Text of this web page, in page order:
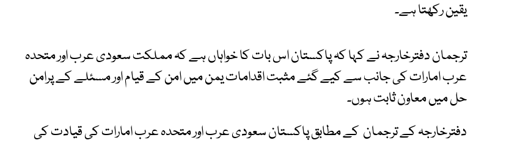
یقین رکھتا ہے۔
ترجمان دفترخارجہ نے کہا کہ پاکستان اس بات کا خواہاں ہے کہ مملکت سعودی عرب اور متحدہ
عرب امارات کی جانب سے کیے گئے مثبت اقدامات یمن میں امن کے قیام اور مسئلے کے پرامن
حل میں معاون ثابت ہوں۔
دفترخارجہ کے ترجمان کے مطابق پاکستان سعودی عرب اور متحدہ عرب امارات کی قیادت کی